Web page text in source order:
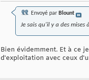
Envoyé par Blount
Je sais qu'il y a des mises
Bien évidemment. Et à ce
d'exploitation avec ceux